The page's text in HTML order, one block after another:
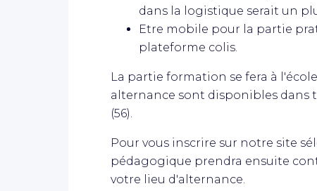
dans la logistique serait un
Etre mobile pour la partie
plateforme colis.
La partie formation se fera à
alternance sont disponibles
(56).
Pour vous inscrire sur notre site
pédagogique prendra ensuite
votre lieu d'alternance.